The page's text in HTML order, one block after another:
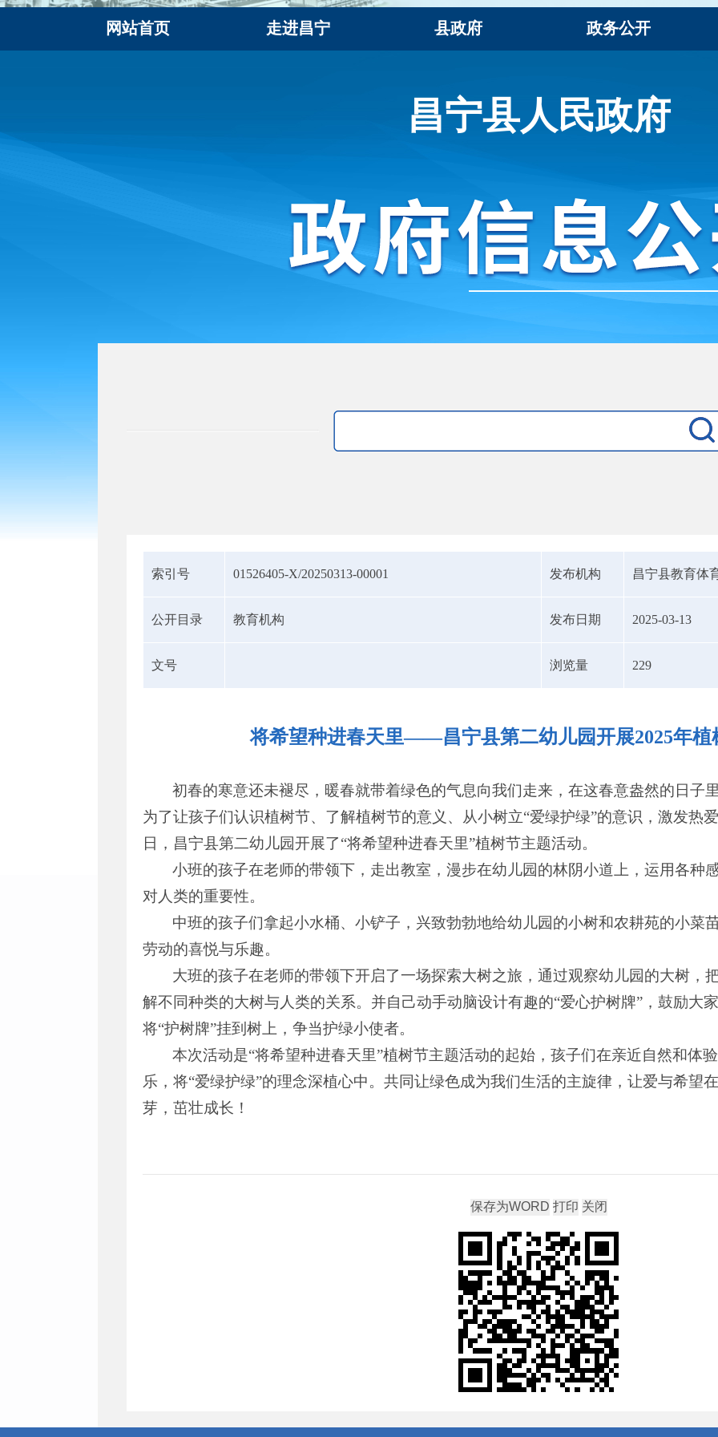
网站首页 走进昌宁 县政府 政务公开
昌宁县人民政府
索引号 01526405-X/20250313-00001 发布机构 昌宁县教育体
公开目录 教育机构 发布日期 2025-03-13
文号 浏览量 229
将希望种进春天里——昌宁县第二幼儿园开展2025年植
初春的寒意还未褪尽，暖春就带着绿色的气息向我们走来，在这春意盎然的日子
为了让孩子们认识植树节、了解植树节的意义、从小树立“爱绿护绿”的意识，激发热
日，昌宁县第二幼儿园开展了“将希望种进春天里”植树节主题活动。
小班的孩子在老师的带领下，走出教室，漫步在幼儿园的林阴小道上，运用各种
对人类的重要性。
中班的孩子们拿起小水桶、小铲子，兴致勃勃地给幼儿园的小树和农耕苑的小菜
劳动的喜悦与乐趣。
大班的孩子在老师的带领下开启了一场探索大树之旅，通过观察幼儿园的大树，
解不同种类的大树与人类的关系。并自己动手动脑设计有趣的“爱心护树牌”，鼓励大
将“护树牌”挂到树上，争当护绿小使者。
本次活动是“将希望种进春天里”植树节主题活动的起始，孩子们在亲近自然和体
乐，将“爱绿护绿”的理念深植心中。共同让绿色成为我们生活的主旋律，让爱与希望
芽，茁壮成长！